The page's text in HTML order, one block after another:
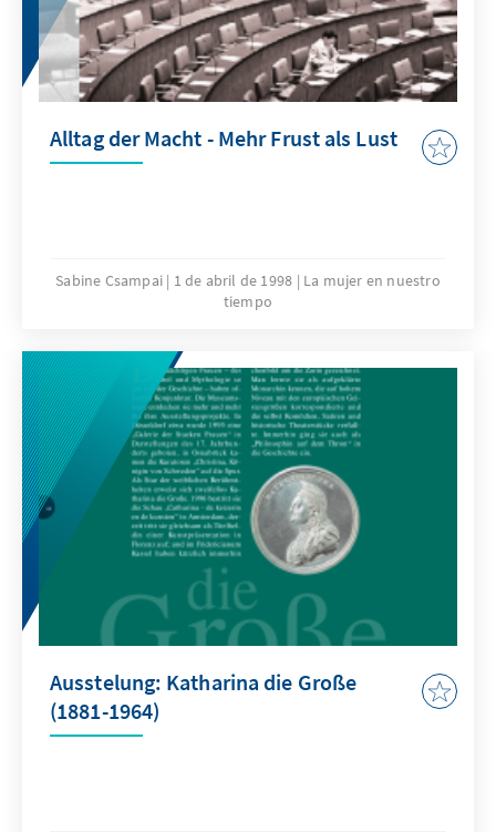
Alltag der Macht - Mehr Frust als Lust
Sabine Csampai 1 de abril de 1998
La mujer en nuestro
tiempo
Ausstelung: Katharina die Große
(1881-1964)